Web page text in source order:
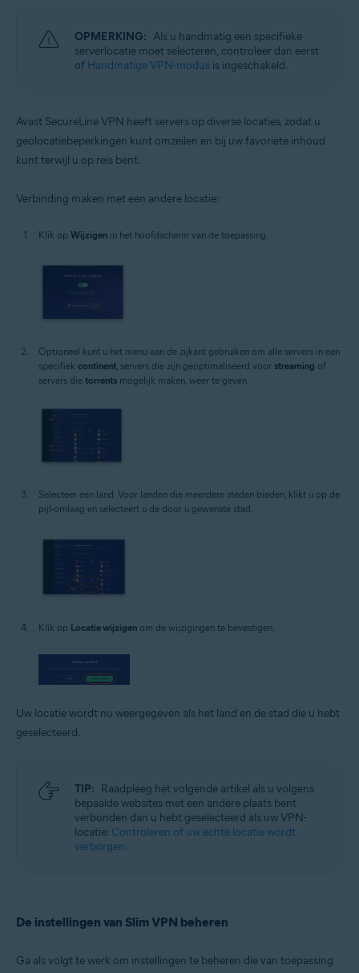
OPMERKING: Als u handmatig een specifieke
serverlocatie moet selecteren, controleer dan eerst
of Handmatige VPN-modus is ingeschakeld.
Avast SecureLine VPN heeft servers op diverse locaties, zodat u
geolocatiebeperkingen kunt omzeilen en bij uw favoriete inhoud
kunt terwijl u op reis bent.
Verbinding maken met een andere locatie:
Klik op Wijzigen in het hoofdscherm van de toepassing.
Optioneel kunt u het menu aan de zijkant gebruiken om alle servers in een
specifiek continent , servers die zijn geoptimaliseerd voor streaming of
servers die torrents mogelijk maken, weer te geven.
Selecteer een land. Voor landen die meerdere steden bieden, klikt u op de
pijl-omlaag en selecteert u de door u gewenste stad.
Klik op Locatie wijzigen om de wijzigingen te bevestigen.
Uw locatie wordt nu weergegeven als het land en de stad die u hebt
geselecteerd.
TIP: Raadpleeg het volgende artikel als u volgens
bepaalde websites met een andere plaats bent
verbonden dan u hebt geselecteerd als uw VPN-
locatie: Controleren of uw echte locatie wordt
verborgen.
De instellingen van Slim VPN beheren
Ga als volgt te werk om instellingen te beheren die van toepassing